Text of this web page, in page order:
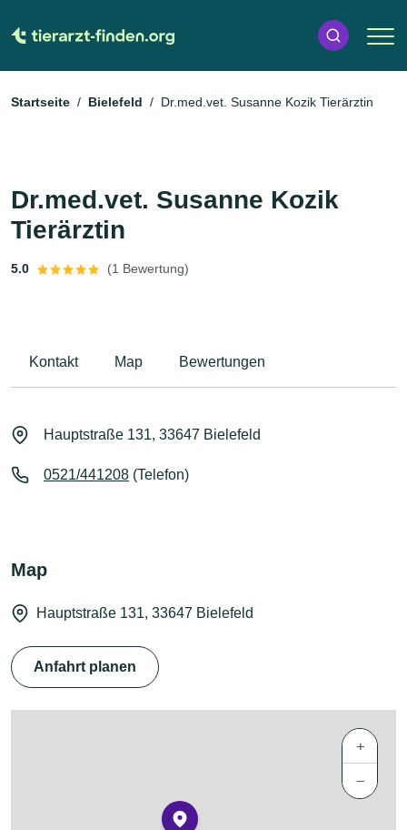
Startseite Bielefeld Dr.med.vet. Susanne Kozik Tierärztin
Dr.med.vet. Susanne Kozik
Tierärztin
5.0 (1 Bewertung)
Kontakt Map Bewertungen
Hauptstraße 131, 33647 Bielefeld
0521/441208 (Telefon)
Map
Hauptstraße 131, 33647 Bielefeld
Anfahrt planen
+
−